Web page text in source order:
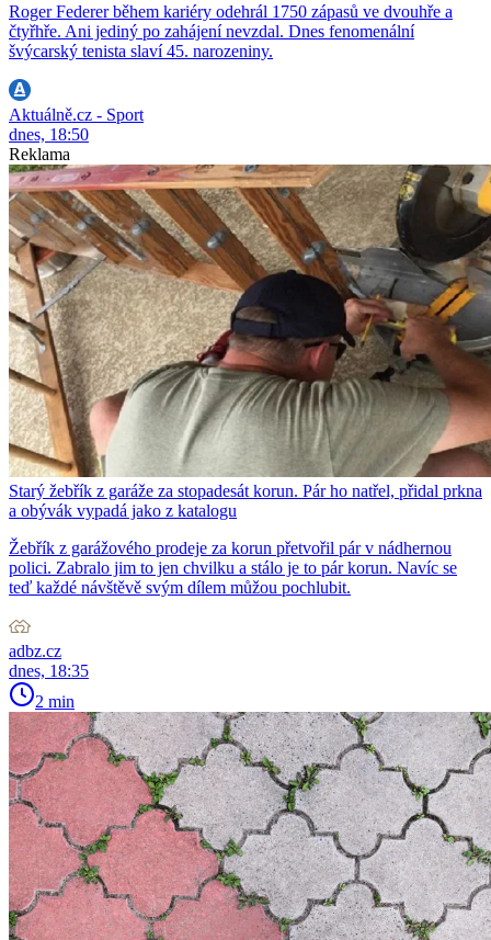
Roger Federer během kariéry odehrál 1750 zápasů ve dvouhře a
čtyřhře. Ani jediný po zahájení nevzdal. Dnes fenomenální
švýcarský tenista slaví 45. narozeniny.
Aktuálně.cz - Sport
dnes, 18:50
Reklama
Starý žebřík z garáže za stopadesát korun. Pár ho natřel, přidal prkna
a obývák vypadá jako z katalogu
Žebřík z garážového prodeje za korun přetvořil pár v nádhernou
polici. Zabralo jim to jen chvilku a stálo je to pár korun. Navíc se
teď každé návštěvě svým dílem můžou pochlubit.
adbz.cz
dnes, 18:35
2 min